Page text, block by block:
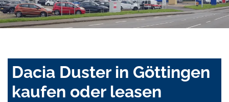
Dacia Duster in Göttingen
kaufen oder leasen